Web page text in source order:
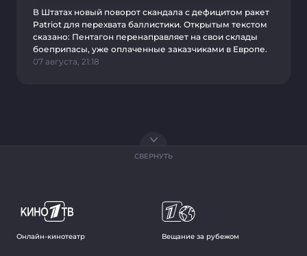
В Штатах новый поворот скандала с дефицитом ракет
Patriot для перехвата баллистики. Открытым текстом
сказано: Пентагон перенаправляет на свои склады
боеприпасы, уже оплаченные заказчиками в Европе.
07 августа, 21:18
СВЕРНУТЬ
Онлайн-кинотеатр Вещание за рубежом